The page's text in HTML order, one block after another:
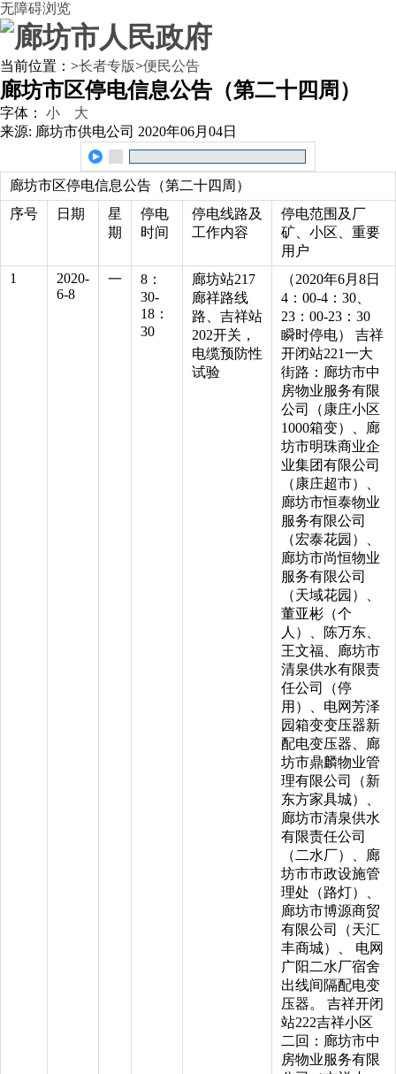
无障碍浏览
当前位置： >长者专版>便民公告
廊坊市区停电信息公告（第二十四周）
字体： 小
大
来源: 廊坊市供电公司 2020年06月04日
廊坊市区停电信息公告（第二十四周）
序号
日期
星
期
停电
时间
停电线路及
工作内容
停电范围及厂
矿、小区、重要
用户
1
2020-
6-8
一
8：
30-
18：
30
廊坊站217
廊祥路线
路、吉祥站
202开关，
电缆预防性
试验
（2020年6月8日
4：00-4：30、
23：00-23：30
瞬时停电） 吉祥
开闭站221一大
街路：廊坊市中
房物业服务有限
公司（康庄小区
1000箱变）、廊
坊市明珠商业企
业集团有限公司
（康庄超市）、
廊坊市恒泰物业
服务有限公司
（宏泰花园）、
廊坊市尚恒物业
服务有限公司
（天域花园）、
董亚彬（个
人）、陈万东、
王文福、廊坊市
清泉供水有限责
任公司（停
用）、电网芳泽
园箱变变压器新
配电变压器、廊
坊市鼎麟物业管
理有限公司（新
东方家具城）、
廊坊市清泉供水
有限责任公司
（二水厂）、廊
坊市市政设施管
理处（路灯）、
廊坊市博源商贸
有限公司（天汇
丰商城）、 电网
广阳二水厂宿舍
出线间隔配电变
压器。 吉祥开闭
站222吉祥小区
二回：廊坊市中
房物业服务有限